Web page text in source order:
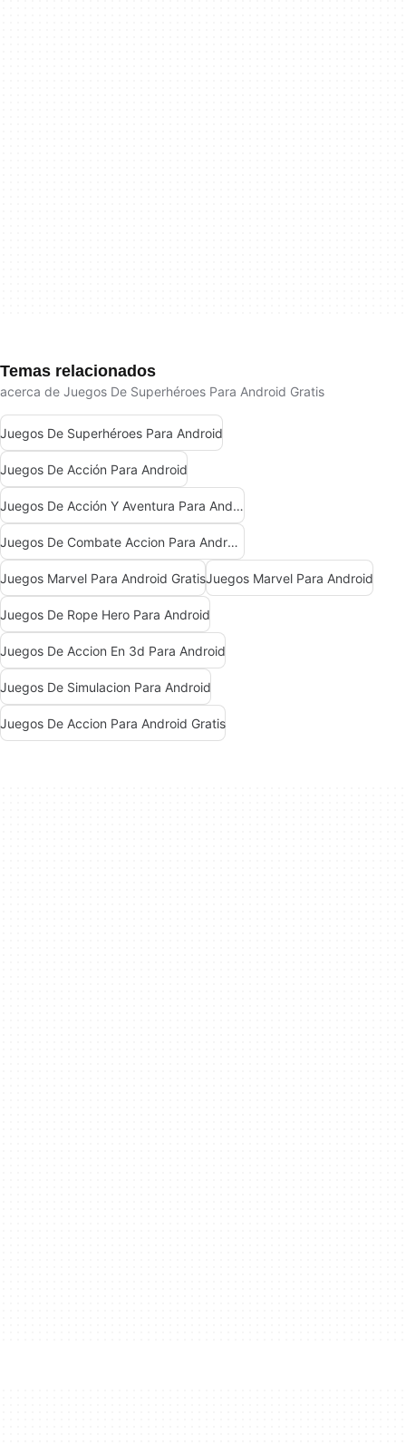
Temas relacionados
acerca de Juegos De Superhéroes Para Android Gratis
Juegos De Superhéroes Para Android
Juegos De Acción Para Android
Juegos De Acción Y Aventura Para Android
Juegos De Combate Accion Para Android
Juegos Marvel Para Android GratisJuegos Marvel Para Android
Juegos De Rope Hero Para Android
Juegos De Accion En 3d Para Android
Juegos De Simulacion Para Android
Juegos De Accion Para Android Gratis